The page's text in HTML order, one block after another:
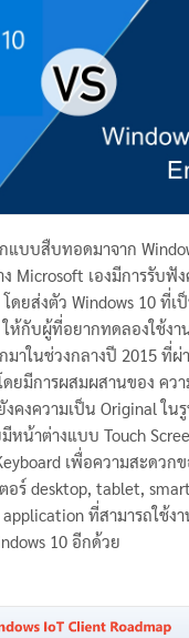
แบบสืบทอดมาจาก
Microsoft เองมีการรับฟั
ดยส่งตัว Windows 10 ที่เ
ให้กับผู้ที่อยากทดลองใช้ง
าในช่วงกลางปี 2015 ที่ผ่
ยมีการผสมผสานของ ควา
งคงความเป็น Original ใน
มีหน้าต่างแบบ Touch
เพื่อความสะดวก
อร์ desktop, tablet,
ที่สามารถใช้ง
10 อีกด้วย